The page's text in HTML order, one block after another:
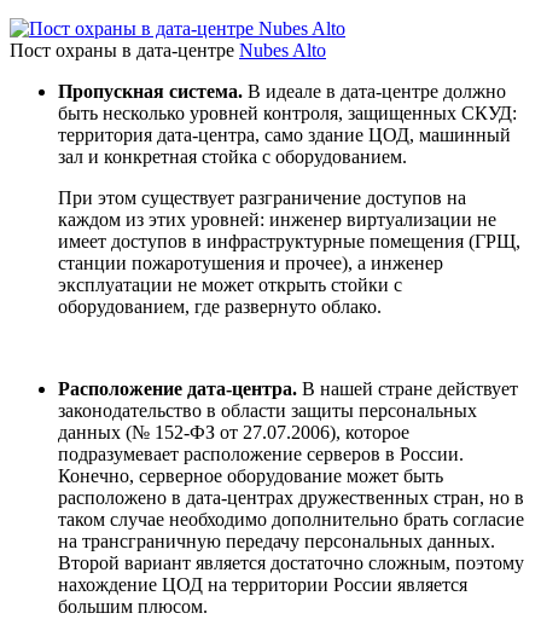
Пост охраны в дата-центре Nubes Alto
Пропускная система. В идеале в дата-центре должно
быть несколько уровней контроля, защищенных СКУД:
территория дата-центра, само здание ЦОД, машинный
зал и конкретная стойка с оборудованием.
При этом существует разграничение доступов на
каждом из этих уровней: инженер виртуализации не
имеет доступов в инфраструктурные помещения (ГРЩ,
станции пожаротушения и прочее), а инженер
эксплуатации не может открыть стойки с
оборудованием, где развернуто облако.
Расположение дата-центра. В нашей стране действует
законодательство в области защиты персональных
данных (№ 152-ФЗ от 27.07.2006), которое
подразумевает расположение серверов в России.
Конечно, серверное оборудование может быть
расположено в дата-центрах дружественных стран, но в
таком случае необходимо дополнительно брать согласие
на трансграничную передачу персональных данных.
Второй вариант является достаточно сложным, поэтому
нахождение ЦОД на территории России является
большим плюсом.